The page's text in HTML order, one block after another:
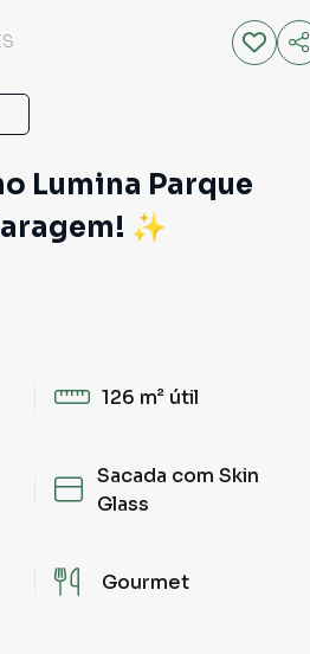
Lumina Parque
✨
126 m² útil
Sacada com Skin
Glass
Gourmet